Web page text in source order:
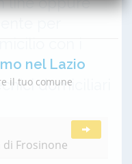
domiciliari
nel Lazio
il tuo comune
Frosinone